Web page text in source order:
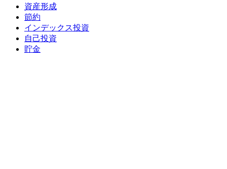
資産形成
節約
インデックス投資
自己投資
貯金